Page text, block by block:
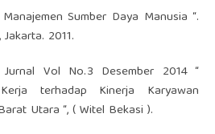
Sumber Daya Manusia “.
2011.
Vol No.3 Desember 2014 “
terhadap Kinerja Karyawan
Utara “, ( Witel Bekasi ).